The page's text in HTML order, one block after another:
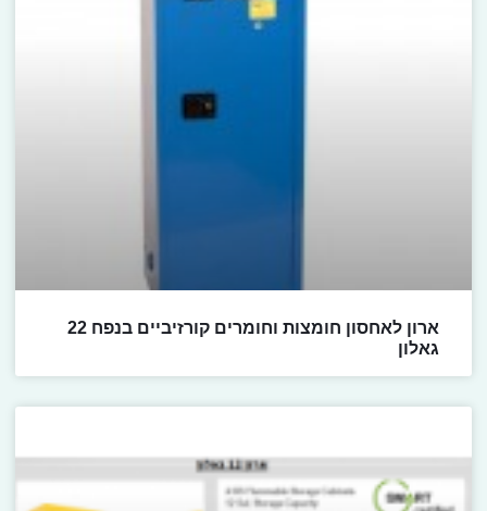
ארון לאחסון חומצות וחומרים קורזיביים בנפח 22
גאלון